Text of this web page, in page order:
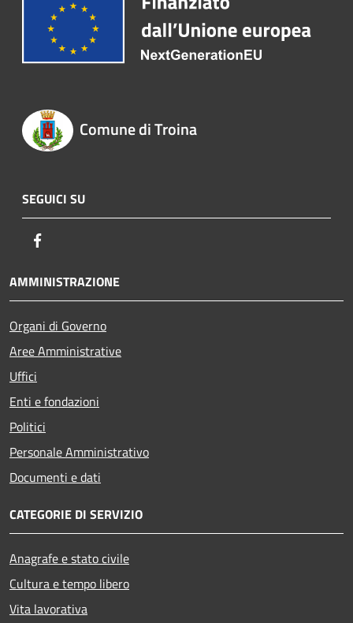
Comune di Troina
SEGUICI SU
AMMINISTRAZIONE
Organi di Governo
Aree Amministrative
Uffici
Enti e fondazioni
Politici
Personale Amministrativo
Documenti e dati
CATEGORIE DI SERVIZIO
Anagrafe e stato civile
Cultura e tempo libero
Vita lavorativa